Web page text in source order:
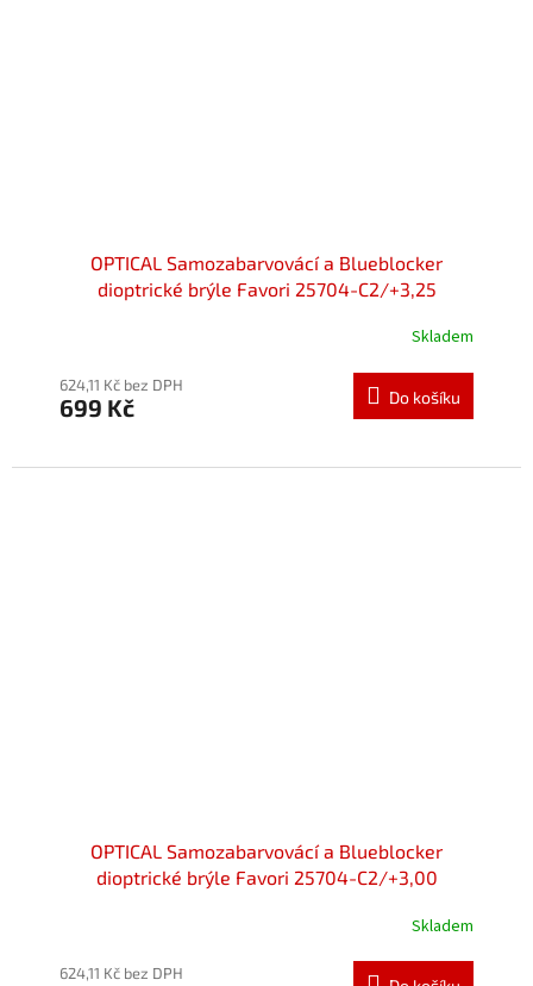
OPTICAL Samozabarvovácí a Blueblocker
dioptrické brýle Favori 25704-C2/+3,25
Skladem
624,11 Kč bez DPH
699 Kč Do košíku
OPTICAL Samozabarvovácí a Blueblocker
dioptrické brýle Favori 25704-C2/+3,00
Skladem
624,11 Kč bez DPH